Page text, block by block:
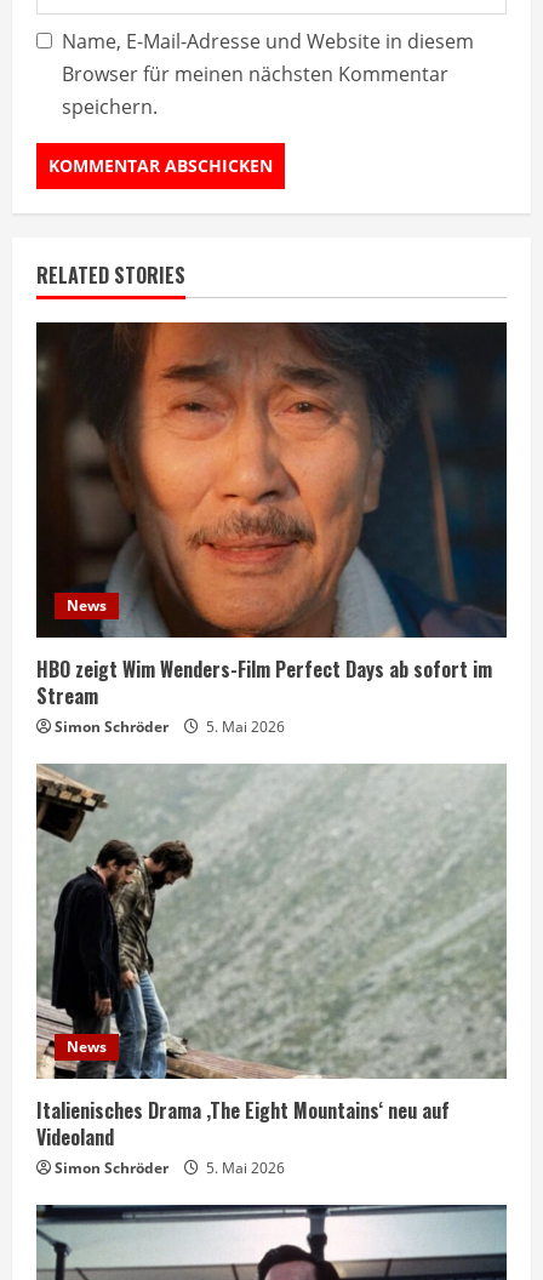
Name, E-Mail-Adresse und Website in diesem
Browser für meinen nächsten Kommentar
speichern.
RELATED STORIES
News
HBO zeigt Wim Wenders-Film Perfect Days ab sofort im
Stream
Simon Schröder 5. Mai 2026
News
Italienisches Drama ‚The Eight Mountains‘ neu auf
Videoland
Simon Schröder 5. Mai 2026